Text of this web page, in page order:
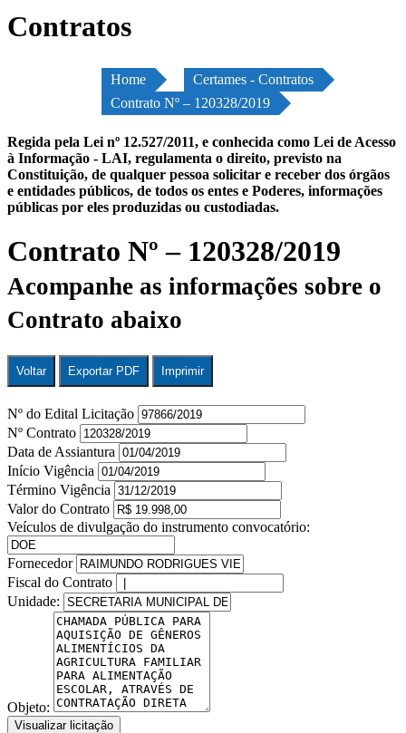
Contratos
Home
Certames - Contratos
Contrato Nº – 120328/2019
Regida pela Lei nº 12.527/2011, e conhecida como Lei de Acesso
à Informação - LAI, regulamenta o direito, previsto na
Constituição, de qualquer pessoa solicitar e receber dos órgãos
e entidades públicos, de todos os entes e Poderes, informações
públicas por eles produzidas ou custodiadas.
Contrato Nº – 120328/2019
Acompanhe as informações sobre o
Contrato abaixo
Voltar Exportar PDF Imprimir
Nº do Edital Licitação
Nº Contrato
Data de Assiantura
Início Vigência
Término Vigência
Valor do Contrato
Veículos de divulgação do instrumento convocatório:
Fornecedor
Fiscal do Contrato
Unidade:
Objeto:
Visualizar licitação